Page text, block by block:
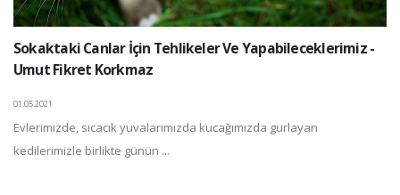
Sokaktaki Canlar İçin Tehlikeler Ve Yapabileceklerimiz -
Umut Fikret Korkmaz
01.05.2021
Evlerimizde, sıcacık yuvalarımızda kucağımızda gurlayan
kedilerimizle birlikte günün ...